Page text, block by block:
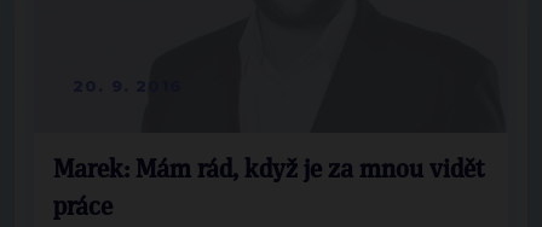
Marek: Mám rád, když je za mnou vidět
práce